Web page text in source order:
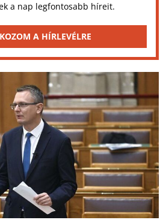
a nap legfontosabb híreit.
A HÍRLEVÉLRE